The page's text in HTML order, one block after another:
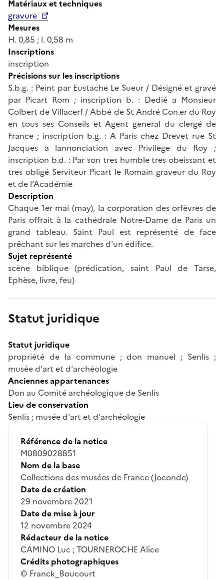
Matériaux et techniques
gravure
Mesures
H. 0,85 ; l. 0,58 m
Inscriptions
inscription
Précisions sur les inscriptions
S.b.g. : Peint par Eustache Le Sueur / Désigné et gravé
par Picart Rom ; inscription b. : Dedié a Monsieur
Colbert de Villacerf / Abbé de St André Con.er du Roy
en tous ses Conseils et Agent general du clergé de
France ; inscription b.g. : A Paris chez Drevet rue St
Jacques a lannonciation avec Privilege du Roy ;
inscription b.d. : Par son tres humble tres obeissant et
tres obligé Serviteur Picart le Romain graveur du Roy
et de l’Académie
Description
Chaque 1er mai (may), la corporation des orfèvres de
Paris offrait à la cathédrale Notre-Dame de Paris un
grand tableau. Saint Paul est représenté de face
prêchant sur les marches d'un édifice.
Sujet représenté
scène biblique (prédication, saint Paul de Tarse,
Ephèse, livre, feu)
Statut juridique
Statut juridique
propriété de la commune ; don manuel ; Senlis ;
musée d'art et d'archéologie
Anciennes appartenances
Don au Comité archéologique de Senlis
Lieu de conservation
Senlis ; musée d'art et d'archéologie
Référence de la notice
M0809028851
Nom de la base
Collections des musées de France (Joconde)
Date de création
29 novembre 2021
Date de mise à jour
12 novembre 2024
Rédacteur de la notice
CAMINO Luc ; TOURNEROCHE Alice
Crédits photographiques
© Franck_Boucourt